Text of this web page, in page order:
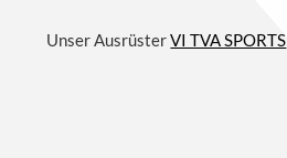
Unser AusrüsterVI TVA SPORTS